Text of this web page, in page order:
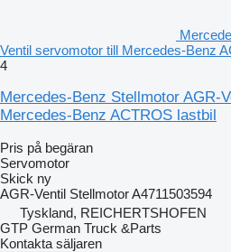
Ventil servomotor till Mercedes-Benz
4
Mercedes-Benz Stellmotor AGR-
Mercedes-Benz ACTROS lastbil
Pris på begäran
Servomotor
Skick ny
AGR-Ventil Stellmotor A4711503594
Tyskland, REICHERTSHOFEN
GTP German Truck &Parts
Kontakta säljaren